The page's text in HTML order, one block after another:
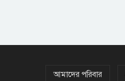
আমাদের পরিবার